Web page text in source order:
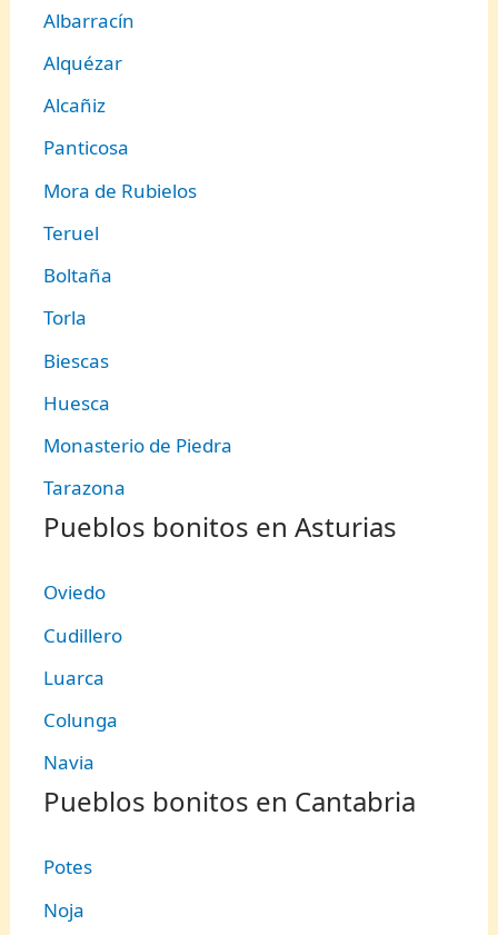
Albarracín
Alquézar
Alcañiz
Panticosa
Mora de Rubielos
Teruel
Boltaña
Torla
Biescas
Huesca
Monasterio de Piedra
Tarazona
Pueblos bonitos en Asturias
Oviedo
Cudillero
Luarca
Colunga
Navia
Pueblos bonitos en Cantabria
Potes
Noja